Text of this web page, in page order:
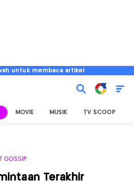
untuk membaca artikel
MOVIE MUSIK TV SCOOP
GOSSIP
Terakhir